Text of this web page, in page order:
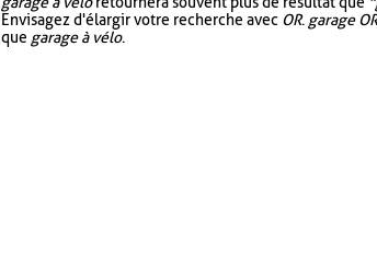
Envisagez d'élargir votre recherche avec OR. garage
que garage à vélo.